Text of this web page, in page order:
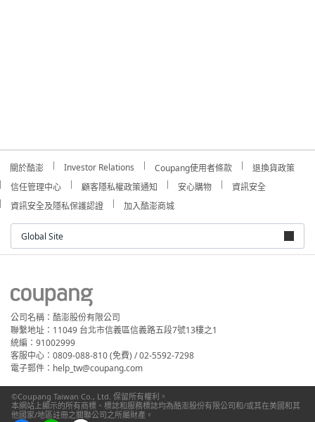
關於酷澎 Investor Relations Coupang使用者條款
退換貨政策
信任管理中心
顧客隱私權政策通知 安心購物
資訊安全
資訊安全及隱私保護認證
加入酷澎商城
Global Site
公司名稱：酷澎股份有限公司
聯繫地址：11049 台北市信義區信義路五段7號13樓之1
統編：91002999
客服中心：0809-088-810 (免費) / 02-5592-7298
電子郵件：help_tw@coupang.com
©Coupang Taiwan Co., Ltd. 保留所有權利。
本網站上顯示的所有商標、標誌和服務標誌均為酷澎股份有限公司和/或其在美國和其
他國家/地區註冊之關聯公司之所屬財產。